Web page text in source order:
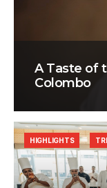
A Taste of
Colombo
HIGHLIGHTS